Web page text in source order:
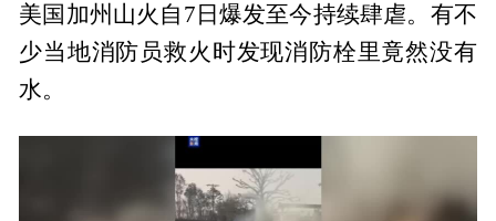
美国加州山火自7日爆发至今持续肆虐。有不
少当地消防员救火时发现消防栓里竟然没有
水。